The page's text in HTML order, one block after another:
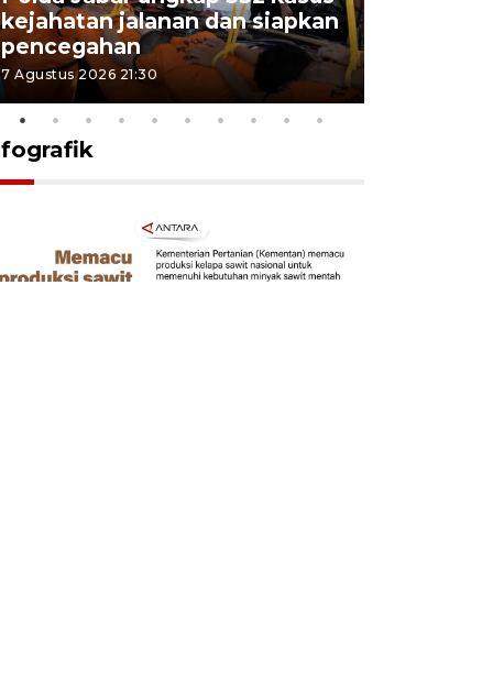
kejahatan jalanan dan siapkan
pencegahan
7 Agustus 2026 21:30